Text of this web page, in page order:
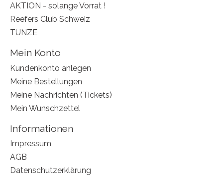
AKTION - solange Vorrat !
Reefers Club Schweiz
TUNZE
Mein Konto
Kundenkonto anlegen
Meine Bestellungen
Meine Nachrichten (Tickets)
Mein Wunschzettel
Informationen
Impressum
AGB
Datenschutzerklärung